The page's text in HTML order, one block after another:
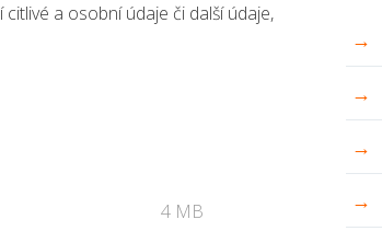
a osobní údaje či další údaje,
4 MB